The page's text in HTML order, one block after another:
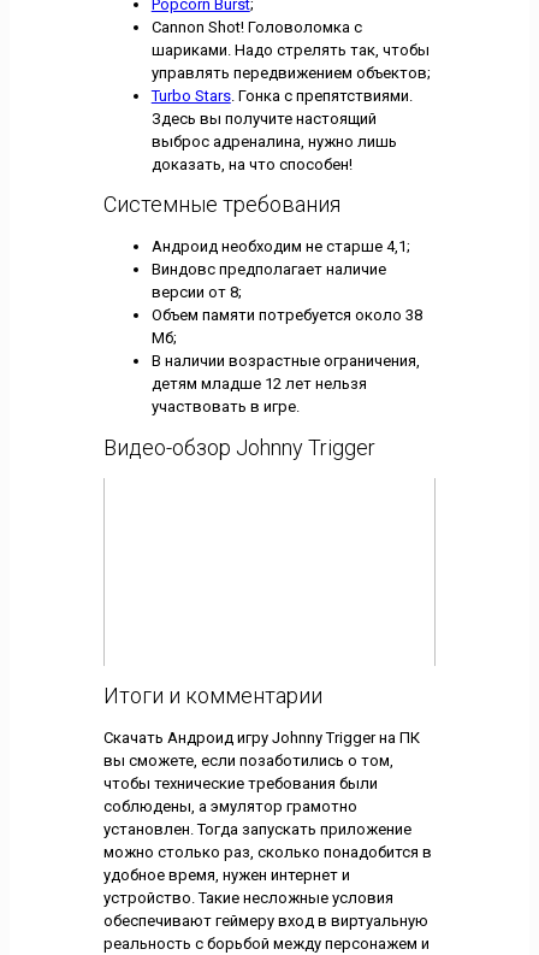
Popcorn Burst;
Cannon Shot! Головоломка с
шариками. Надо стрелять так, чтобы
управлять передвижением объектов;
Turbo Stars. Гонка с препятствиями.
Здесь вы получите настоящий
выброс адреналина, нужно лишь
доказать, на что способен!
Системные требования
Андроид необходим не старше 4,1;
Виндовс предполагает наличие
версии от 8;
Объем памяти потребуется около 38
Мб;
В наличии возрастные ограничения,
детям младше 12 лет нельзя
участвовать в игре.
Видео-обзор Johnny Trigger
Итоги и комментарии
Скачать Андроид игру Johnny Trigger на ПК
вы сможете, если позаботились о том,
чтобы технические требования были
соблюдены, а эмулятор грамотно
установлен. Тогда запускать приложение
можно столько раз, сколько понадобится в
удобное время, нужен интернет и
устройство. Такие несложные условия
обеспечивают геймеру вход в виртуальную
реальность с борьбой между персонажем и